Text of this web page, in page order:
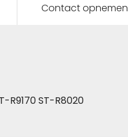
Contact opnemen
R9170 ST-R8020